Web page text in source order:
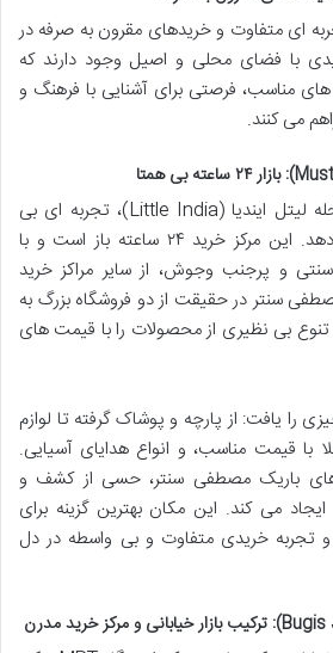
ای متفاوت و خریدهای مقرون به صرفه در
با فضای محلی و اصیل وجود دارند که
های مناسب، فرصتی برای آشنایی با فرهنگ و
می کنند.
مصطفی سنتر، واقع در محله لیتل ایندیا (Little India)، تجربه ای بی
همتا از خرید را ارائه می دهد. این مرکز خرید ۲۴ ساعته باز است و با
و پرجنب وجوش، از سایر مراکز خرید
سنتر در حقیقت از دو فروشگاه بزرگ به
بی نظیری از محصولات را با قیمت های
را یافت: از پارچه و پوشاک گرفته تا لوازم
با قیمت مناسب، و انواع هدایای آسیایی.
باریک مصطفی سنتر، حسی از کشف و
ایجاد می کند. این مکان بهترین گزینه برای
و تجربه خریدی متفاوت و بی واسطه در دل